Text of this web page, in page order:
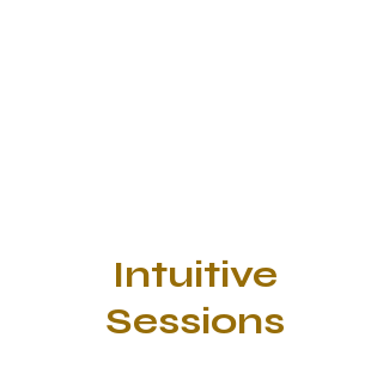
Intuitive
Sessions